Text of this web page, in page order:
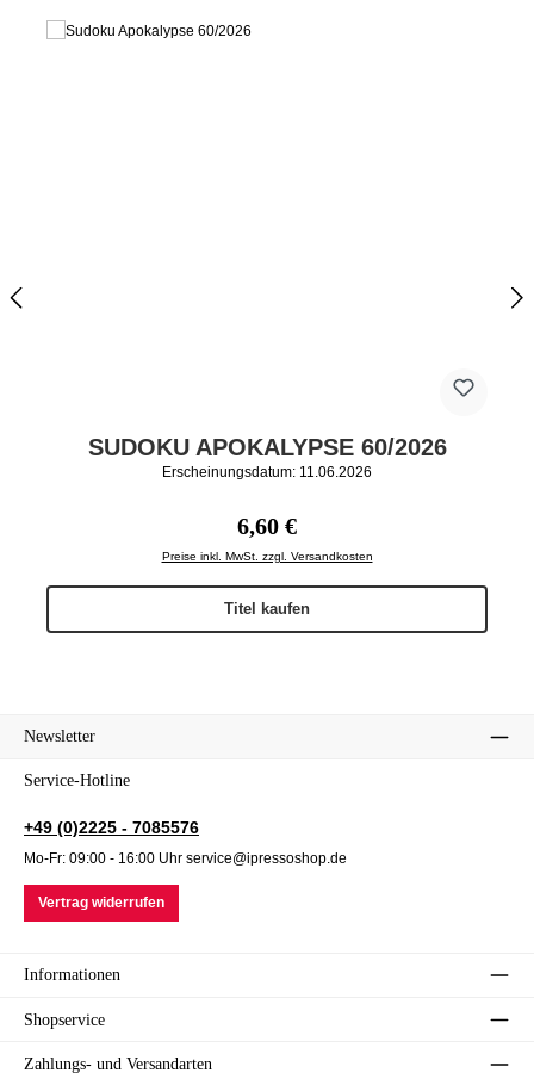
SUDOKU APOKALYPSE 60/2026
Erscheinungsdatum: 11.06.2026
Regulärer Preis:
6,60 €
Preise inkl. MwSt. zzgl. Versandkosten
Titel kaufen
Newsletter
Service-Hotline
+49 (0)2225 - 7085576
Mo-Fr: 09:00 - 16:00 Uhr service@ipressoshop.de
Vertrag widerrufen
Informationen
Shopservice
Zahlungs- und Versandarten